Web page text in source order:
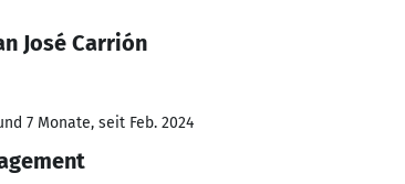
José Carrión
7 Monate, seit Feb. 2024